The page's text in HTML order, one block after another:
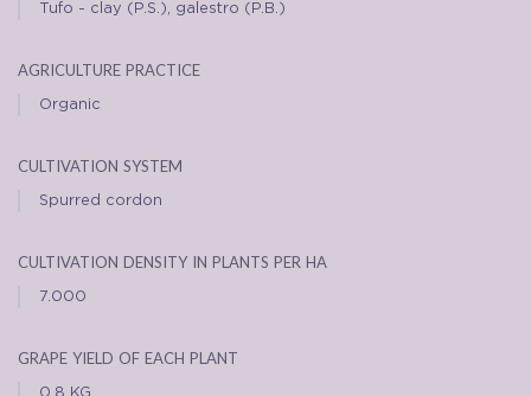
Tufo - clay (P.S.), galestro (P.B.)
agriculture practice
Organic
cultivation system
Spurred cordon
cultivation density in plants per ha
7.000
grape yield of each plant